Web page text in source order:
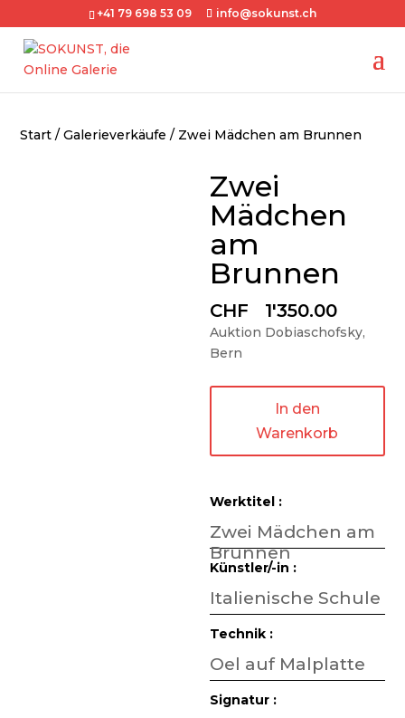
+41 79 698 53 09 info@sokunst.ch
Start /Galerieverkäufe / Zwei Mädchen am Brunnen
Zwei
Mädchen
am
Brunnen
CHF 1'350.00
Auktion Dobiaschofsky,
Bern
In den
Warenkorb
Werktitel :
Zwei Mädchen am
Brunnen
Künstler/-in :
Italienische Schule
Technik :
Oel auf Malplatte
Signatur :